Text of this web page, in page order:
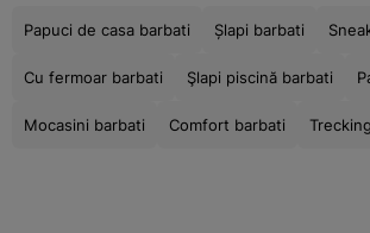
Papuci de casa barbati Șlapi barbati
Cu fermoar barbati Şlapi piscină barbati
Mocasini barbati Comfort barbati